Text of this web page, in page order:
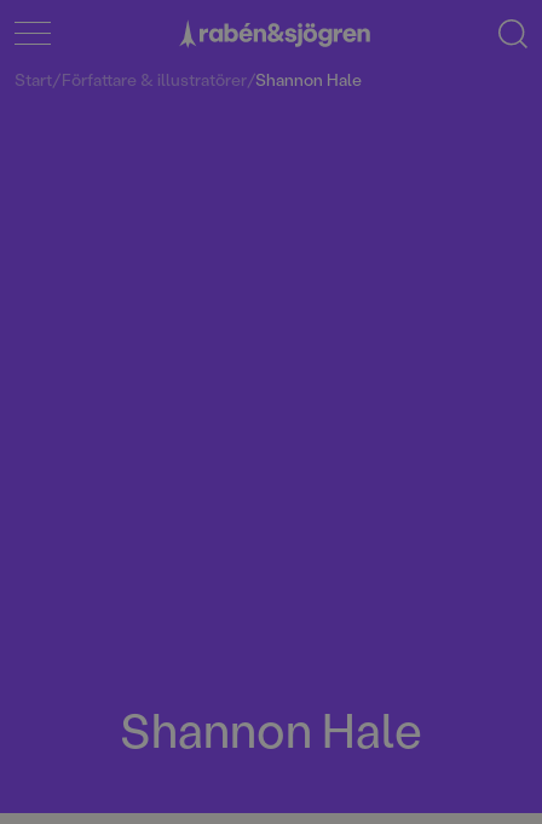
Start/Författare & illustratörer/Shannon Hale
Shannon Hale